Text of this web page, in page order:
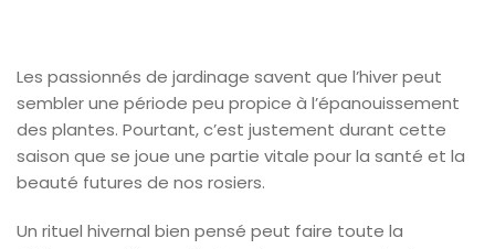
Les passionnés de jardinage savent que l’hiver peut
sembler une période peu propice à l’épanouissement
des plantes. Pourtant, c’est justement durant cette
saison que se joue une partie vitale pour la santé et la
beauté futures de nos rosiers.
Un rituel hivernal bien pensé peut faire toute la